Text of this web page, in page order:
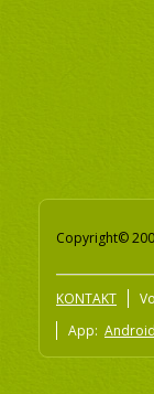
Copyright©
KONTAKT
App: Android